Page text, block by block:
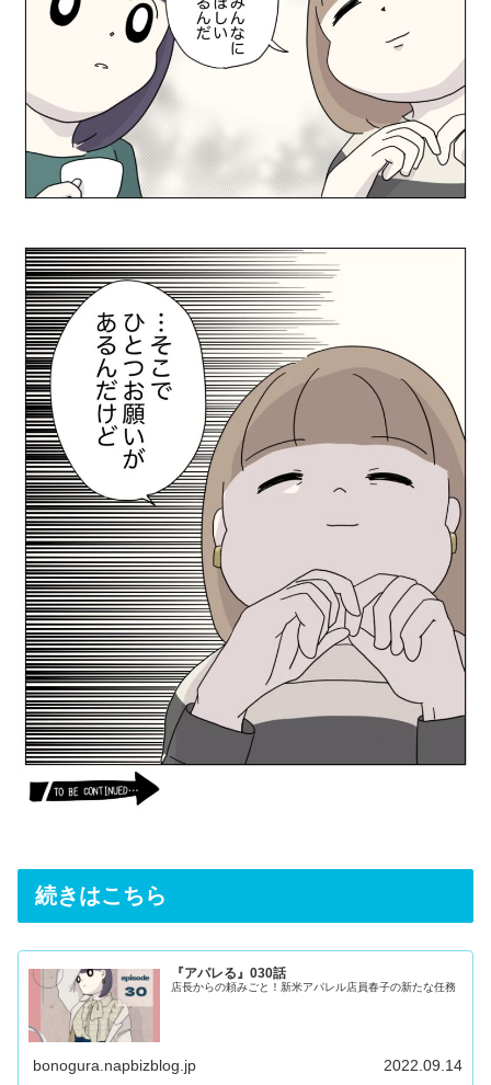
続きはこちら
『アパレる』030話
店長からの頼みごと！新米アパレル店員春子の新たな任務
bonogura.napbizblog.jp 2022.09.14